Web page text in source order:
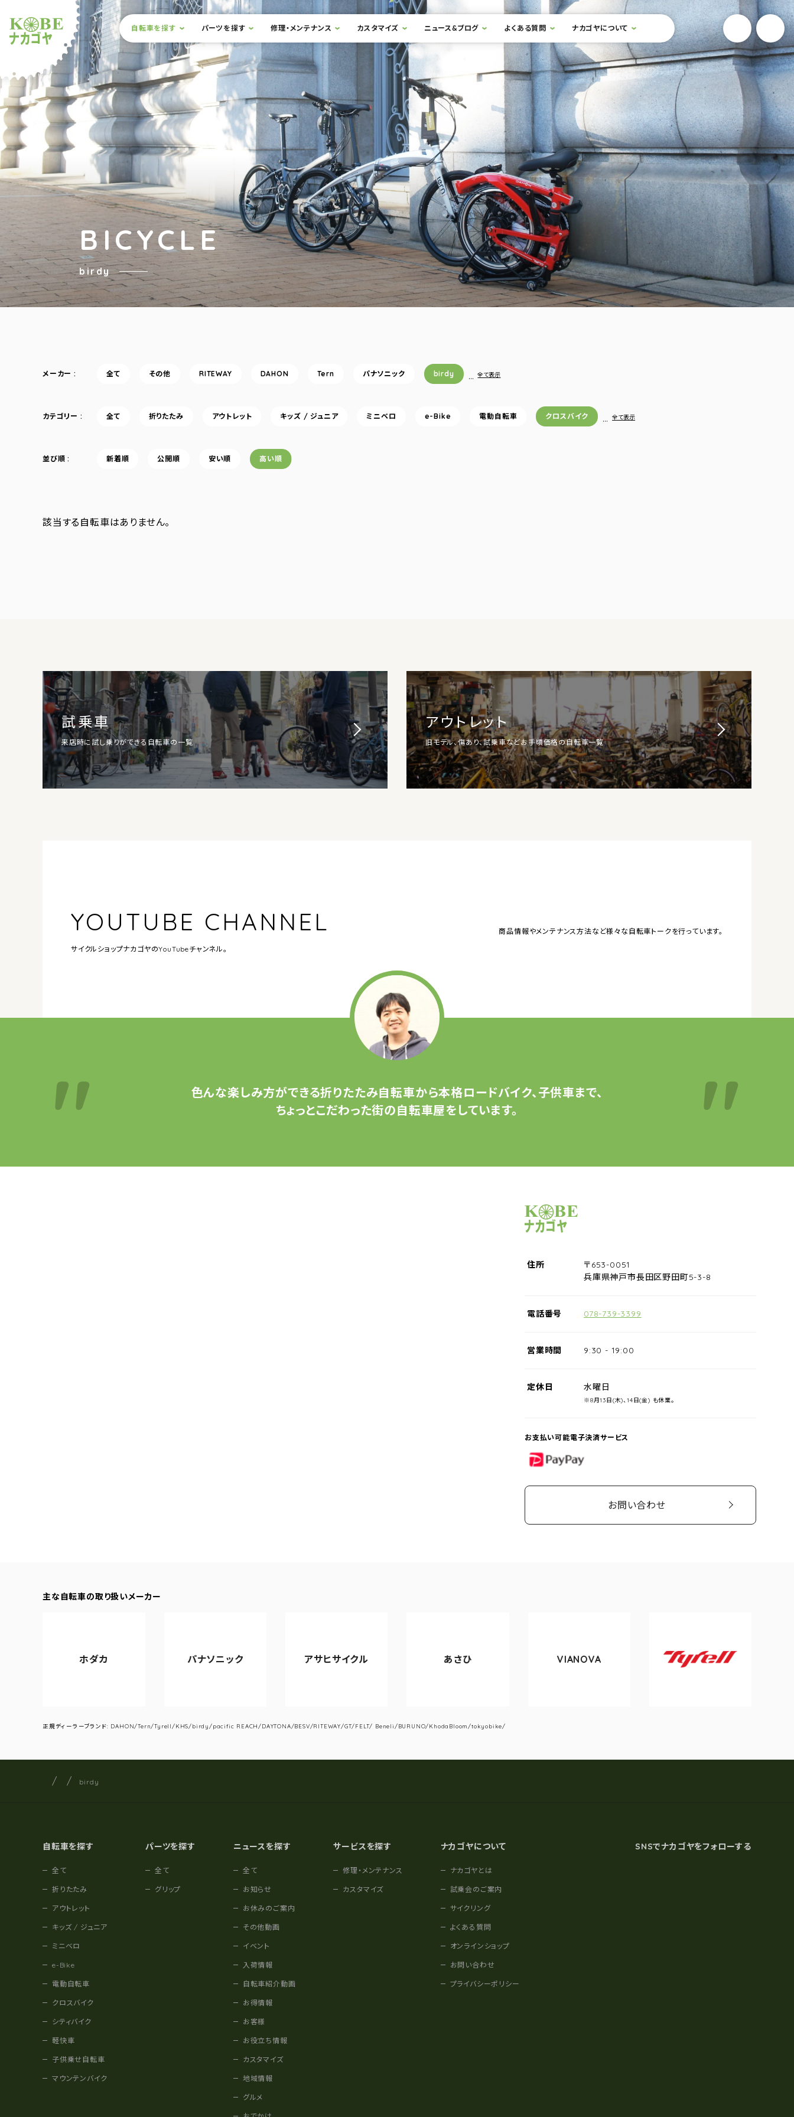
ショップナカゴヤ
サイト内メニュー
本文までスキップ
自転車を探す パーツを探す 修理・メンテナンス カスタマイズ ニュース&ブログ よくある質問 ナカゴヤについて 検索フォームを開閉する YouTube
BICYCLE
birdy
メーカー 全て その他 RITEWAY DAHON Tern パナソニック birdy … 全て表示
カテゴリー 全て 折りたたみ アウトレット キッズ / ジュニア ミニベロ e-Bike 電動自転車 クロスバイク … 全て表示
並び順 新着順 公開順 安い順 高い順
該当する自転車はありません。
試乗車
来店時に試し乗りができる自転車の一覧
アウトレット
旧モデル、傷あり、試乗車などお手頃価格の自転車一覧
YOUTUBE CHANNEL
サイクルショップナカゴヤのYouTubeチャンネル。
商品情報やメンテナンス方法など様々な自転車トークを行っています。
色んな楽しみ方ができる折りたたみ自転車から本格ロードバイク、子供車まで、
ちょっとこだわった街の自転車屋をしています。
サイクルショップナカゴヤ
住所
〒653-0051
兵庫県神戸市長田区野田町5-3-8
電話番号 078-739-3399
営業時間 9:30 - 19:00
定休日 水曜日
※8月13日(木)、14日(金) も休業。
お支払い可能電子決済サービス
PayPay
お問い合わせ
主な自転車の取り扱いメーカー
パナソニック アサヒサイクル VIANOVA
Tyrell
正規ディーラーブランド: DAHON/Tern/Tyrell/KHS/birdy/pacific REACH/DAYTONA/BESV/RITEWAY/GT/FELT/ Beneli/BURUNO/KhodaBloom/tokyobike/
サイト内の現在地
サイクルショップナカゴヤ
birdy
自転車を探す
全て
折りたたみ
アウトレット
キッズ / ジュニア
ミニベロ
e-Bike
電動自転車
クロスバイク
シティバイク
軽快車
子供乗せ自転車
マウンテンバイク
パーツを探す
全て
グリップ
ニュースを探す
全て
お知らせ
お休みのご案内
その他動画
イベント
入荷情報
自転車紹介動画
お得情報
お客様
お役立ち情報
カスタマイズ
地域情報
グルメ
サービスを探す
修理・メンテナンス
カスタマイズ
ナカゴヤについて
ナカゴヤとは
試乗会のご案内
サイクリング
よくある質問
オンラインショップ
お問い合わせ
プライバシーポリシー
SNSでナカゴヤをフォローする